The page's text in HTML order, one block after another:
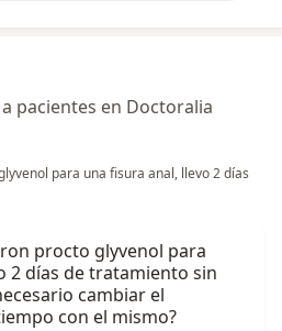
pacientes en Doctoralia
para una fisura anal, llevo 2 días
procto glyvenol para
2 días de tratamiento sin
cambiar el
con el mismo?